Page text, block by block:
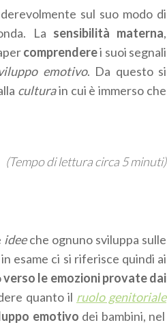
sul suo modo di
La sensibilità materna,
comprenderei suoi segnali
emotivo. Da questo si
culturain cui è immerso che
(Tempo di lettura circa 5 minuti)
ideeche ognuno sviluppa sulle
esame ci si riferisce quindi ai
verso le emozioni provate dai
quanto il ruolo genitoriale
emotivo dei bambini, nel